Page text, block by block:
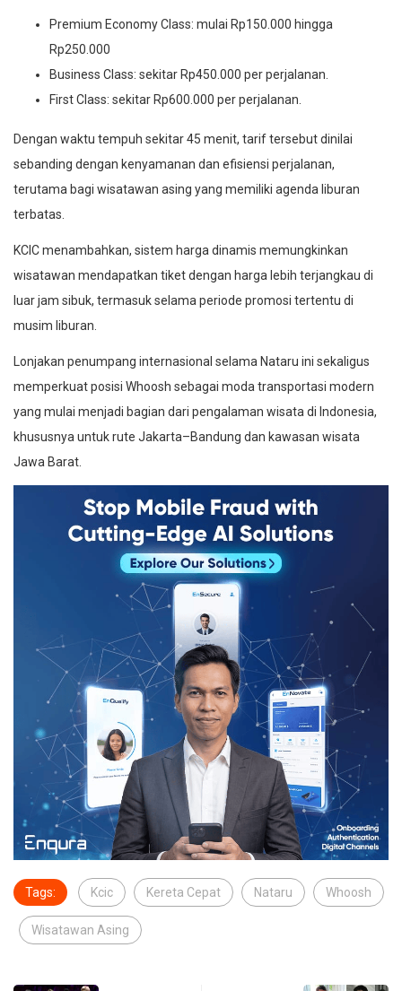
Premium Economy Class: mulai Rp150.000 hingga
Rp250.000
Business Class: sekitar Rp450.000 per perjalanan.
First Class: sekitar Rp600.000 per perjalanan.
Dengan waktu tempuh sekitar 45 menit, tarif tersebut dinilai
sebanding dengan kenyamanan dan efisiensi perjalanan,
terutama bagi wisatawan asing yang memiliki agenda liburan
terbatas.
KCIC menambahkan, sistem harga dinamis memungkinkan
wisatawan mendapatkan tiket dengan harga lebih terjangkau di
luar jam sibuk, termasuk selama periode promosi tertentu di
musim liburan.
Lonjakan penumpang internasional selama Nataru ini sekaligus
memperkuat posisi Whoosh sebagai moda transportasi modern
yang mulai menjadi bagian dari pengalaman wisata di Indonesia,
khususnya untuk rute Jakarta–Bandung dan kawasan wisata
Jawa Barat.
Tags: Kcic Kereta Cepat Nataru Whoosh
Wisatawan Asing